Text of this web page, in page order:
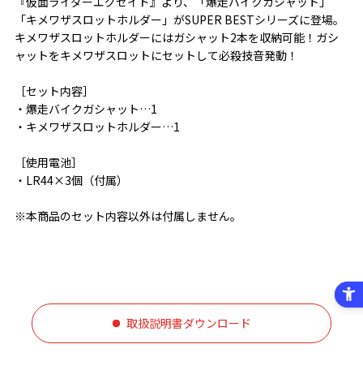
「キメワザスロットホルダー」がSUPER BESTシリーズに登場。
キメワザスロットホルダーにはガシャット2本を収納可能！ガシ
ャットをキメワザスロットにセットして必殺技音発動！
［セット内容］
・爆走バイクガシャット…1
・キメワザスロットホルダー…1
［使用電池］
・LR44×3個（付属）
※本商品のセット内容以外は付属しません。
取扱説明書ダウンロード